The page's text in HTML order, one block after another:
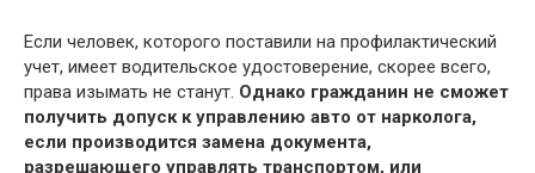
Если человек, которого поставили на профилактический
учет, имеет водительское удостоверение, скорее всего,
права изымать не станут. Однако гражданин не сможет
получить допуск к управлению авто от нарколога,
если производится замена документа,
разрешающего управлять транспортом, или